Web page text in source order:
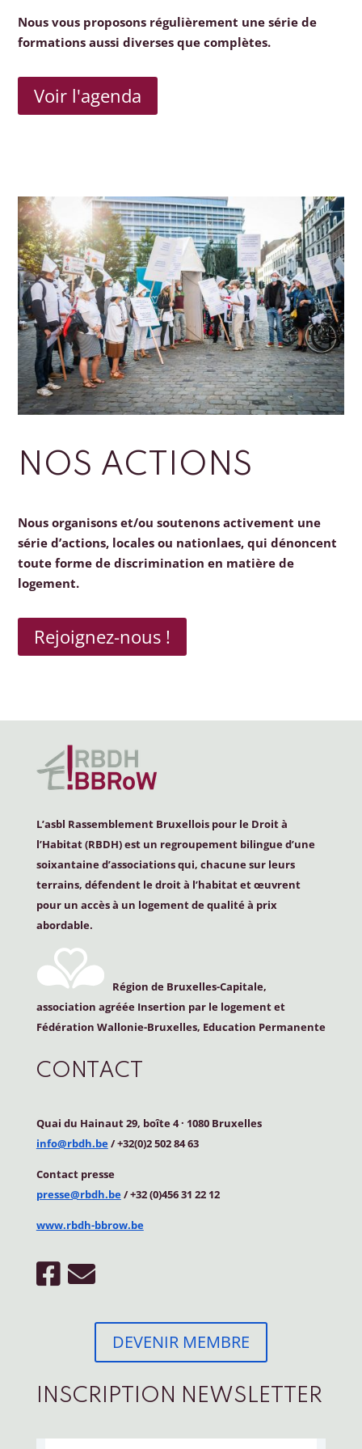
Nous vous proposons régulièrement une série de
formations aussi diverses que complètes.
Voir l'agenda
NOS ACTIONS
Nous organisons et/ou soutenons activement une
série d’actions, locales ou nationlaes, qui dénoncent
toute forme de discrimination en matière de
logement.
Rejoignez-nous !
L’asbl Rassemblement Bruxellois pour le Droit à
l’Habitat (RBDH) est un regroupement bilingue d’une
soixantaine d’associations qui, chacune sur leurs
terrains, défendent le droit à l’habitat et œuvrent
pour un accès à un logement de qualité à prix
abordable.
Région de Bruxelles-Capitale,
association agréée Insertion par le logement et
Fédération Wallonie-Bruxelles, Education Permanente
CONTACT
Quai du Hainaut 29, boîte 4· 1080 Bruxelles
info@rbdh.be/ +32(0)2 502 84 63
Contact presse
presse@rbdh.be/ +32 (0)456 31 22 12
www.rbdh-bbrow.be
DEVENIR MEMBRE
INSCRIPTION NEWSLETTER